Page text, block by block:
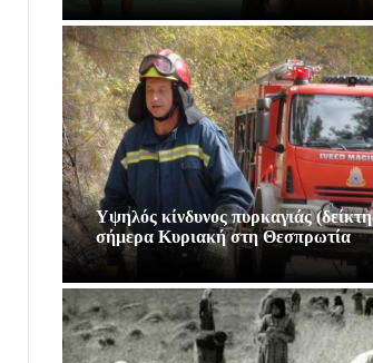
Υψηλός κίνδυνος πυρκαγιάς
σήμερα Κυριακή στη Θεσπρωτία